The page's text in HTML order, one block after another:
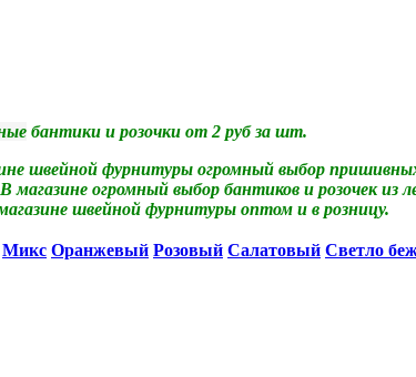
бантики и розочки от 2 руб за шт.
швейной фурнитуры огромный выбор
огромный выбор бантиков и розочек из
швейной фурнитуры оптом и в розницу.
Микс Оранжевый Розовый Салатовый Светло